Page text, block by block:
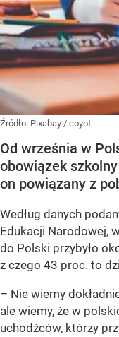
Źródło: Pixabay / coyot
Od września w
obowiązek
on powiązany z
Według danych
Edukacji Narodowej,
do Polski przybyło
z czego 43 proc. to
– Nie wiemy
ale wiemy, że w
uchodźców, którzy